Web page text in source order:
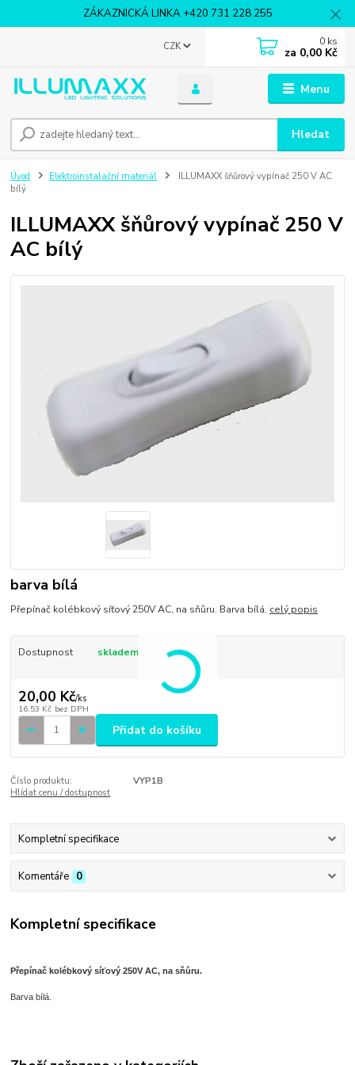
ZÁKAZNICKÁ LINKA +420 731 228 255
Menu
CZK
Hledat
0 ks
za 0,00 Kč
Úvod Elektroinstalační materiál
ILLUMAXX šňůrový vypínač 250 V AC
bílý
ILLUMAXX šňůrový vypínač 250 V
AC bílý
barva bílá
Přepínač kolébkový síťový 250V AC, na sňůru. Barva bílá. celý popis
Dostupnost skladem
20,00 Kč/ks
16,53 Kč bez DPH
Přidat do košíku
Číslo produktu:
VYP1B
Hlídat cenu / dostupnost
Kompletní specifikace
Komentáře 0
Kompletní specifikace
Přepínač kolébkový síťový 250V AC, na sňůru.
Barva bílá.